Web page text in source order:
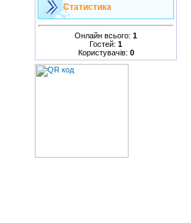
Статистика
Онлайн всього: 1
Гостей: 1
Користувачів: 0